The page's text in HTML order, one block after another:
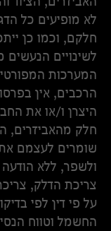
לא מופיעים כל
חלקם, וכמו כן
לשינויים
המערכות
הרכבים, אין
היצרן ו/או את
חלק מהאביזרים,
שומרים לעצמם
ולשפר, ללא
צריכת הדלק,
על פי דין לפי
החשמל וטווח